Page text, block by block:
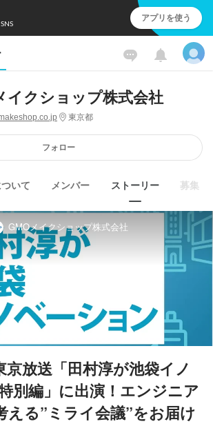
アプリを使う
イクショップ株式会社
東京都
フォロー
いて メンバー ストーリー 募集
GMOメイクショップ株式会社
放送「田村淳が池袋イノ
別編」に出演！エンジニア
える”ミライ会議”をお届け